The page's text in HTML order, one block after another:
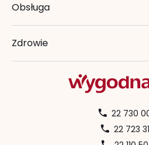
Obsługa
Zdrowie
22 730
22 723